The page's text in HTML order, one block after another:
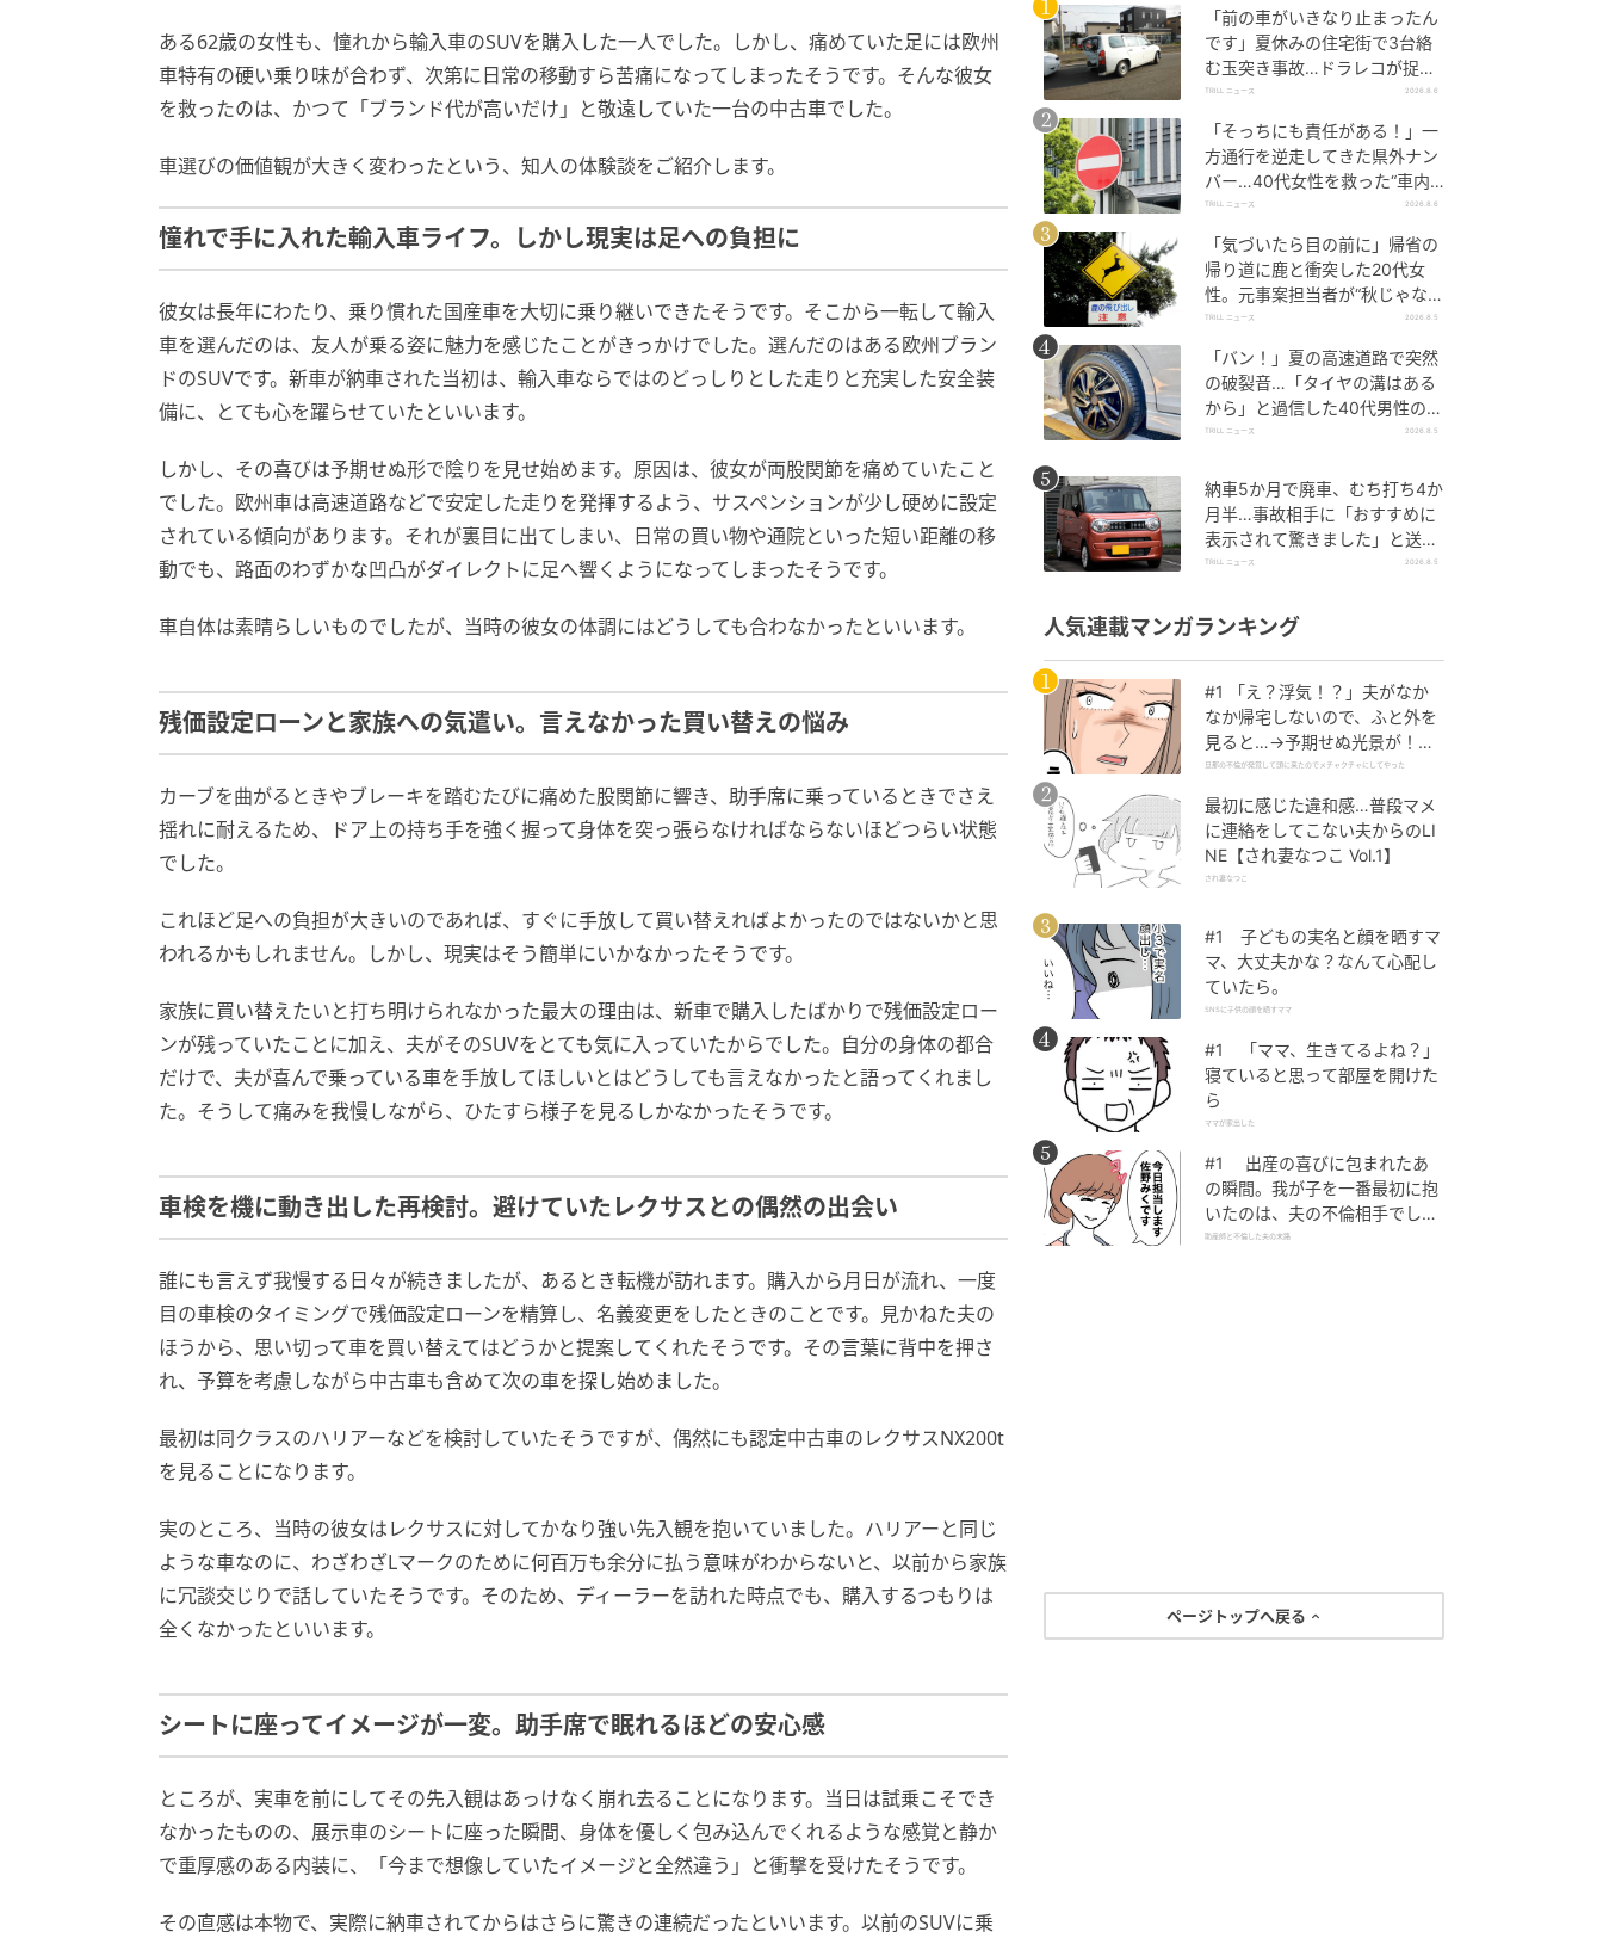
ある62歳の女性も、憧れから輸入車のSUVを購入した一人でした。しかし、痛めていた足には欧州
車特有の硬い乗り味が合わず、次第に日常の移動すら苦痛になってしまったそうです。そんな彼女
を救ったのは、かつて「ブランド代が高いだけ」と敬遠していた一台の中古車でした。
車選びの価値観が大きく変わったという、知人の体験談をご紹介します。
憧れで手に入れた輸入車ライフ。しかし現実は足への負担に
彼女は長年にわたり、乗り慣れた国産車を大切に乗り継いできたそうです。そこから一転して輸入
車を選んだのは、友人が乗る姿に魅力を感じたことがきっかけでした。選んだのはある欧州ブラン
ドのSUVです。新車が納車された当初は、輸入車ならではのどっしりとした走りと充実した安全装
備に、とても心を躍らせていたといいます。
しかし、その喜びは予期せぬ形で陰りを見せ始めます。原因は、彼女が両股関節を痛めていたこと
でした。欧州車は高速道路などで安定した走りを発揮するよう、サスペンションが少し硬めに設定
されている傾向があります。それが裏目に出てしまい、日常の買い物や通院といった短い距離の移
動でも、路面のわずかな凹凸がダイレクトに足へ響くようになってしまったそうです。
車自体は素晴らしいものでしたが、当時の彼女の体調にはどうしても合わなかったといいます。
残価設定ローンと家族への気遣い。言えなかった買い替えの悩み
カーブを曲がるときやブレーキを踏むたびに痛めた股関節に響き、助手席に乗っているときでさえ
揺れに耐えるため、ドア上の持ち手を強く握って身体を突っ張らなければならないほどつらい状態
でした。
これほど足への負担が大きいのであれば、すぐに手放して買い替えればよかったのではないかと思
われるかもしれません。しかし、現実はそう簡単にいかなかったそうです。
家族に買い替えたいと打ち明けられなかった最大の理由は、新車で購入したばかりで残価設定ロー
ンが残っていたことに加え、夫がそのSUVをとても気に入っていたからでした。自分の身体の都合
だけで、夫が喜んで乗っている車を手放してほしいとはどうしても言えなかったと語ってくれまし
た。そうして痛みを我慢しながら、ひたすら様子を見るしかなかったそうです。
車検を機に動き出した再検討。避けていたレクサスとの偶然の出会い
誰にも言えず我慢する日々が続きましたが、あるとき転機が訪れます。購入から月日が流れ、一度
目の車検のタイミングで残価設定ローンを精算し、名義変更をしたときのことです。見かねた夫の
ほうから、思い切って車を買い替えてはどうかと提案してくれたそうです。その言葉に背中を押さ
れ、予算を考慮しながら中古車も含めて次の車を探し始めました。
最初は同クラスのハリアーなどを検討していたそうですが、偶然にも認定中古車のレクサスNX200t
を見ることになります。
実のところ、当時の彼女はレクサスに対してかなり強い先入観を抱いていました。ハリアーと同じ
ような車なのに、わざわざLマークのために何百万も余分に払う意味がわからないと、以前から家族
に冗談交じりで話していたそうです。そのため、ディーラーを訪れた時点でも、購入するつもりは
全くなかったといいます。
シートに座ってイメージが一変。助手席で眠れるほどの安心感
ところが、実車を前にしてその先入観はあっけなく崩れ去ることになります。当日は試乗こそでき
なかったものの、展示車のシートに座った瞬間、身体を優しく包み込んでくれるような感覚と静か
で重厚感のある内装に、「今まで想像していたイメージと全然違う」と衝撃を受けたそうです。
その直感は本物で、実際に納車されてからはさらに驚きの連続だったといいます。以前のSUVに乗
「前の車がいきなり止まったん
です」夏休みの住宅街で3台絡
む玉突き事故…ドラレコが捉え
ていた“急ブレーキの理由”
TRILL ニュース 2026.8.6
「そっちにも責任がある！」一
方通行を逆走してきた県外ナン
バー…40代女性を救った“車内
の備え”
TRILL ニュース 2026.8.6
「気づいたら目の前に」帰省の
帰り道に鹿と衝突した20代女
性。元事案担当者が“秋じゃなく
てよかった”と言ったワケ
TRILL ニュース 2026.8.5
「バン！」夏の高速道路で突然
の破裂音…「タイヤの溝はある
から」と過信した40代男性の後
悔
TRILL ニュース 2026.8.5
納車5か月で廃車、むち打ち4か
月半…事故相手に「おすすめに
表示されて驚きました」と送っ
た結末
TRILL ニュース 2026.8.5
人気連載マンガランキング
#1 「え？浮気！？」夫がなか
なか帰宅しないので、ふと外を
見ると…→予期せぬ光景が！｜
旦那の不倫が発覚して頭に来た
旦那の不倫が発覚して頭に来たのでメチャクチャにしてやった
最初に感じた違和感…普段マメ
に連絡をしてこない夫からのLI
NE【され妻なつこ Vol.1】
され妻なつこ
#1 子どもの実名と顔を晒すマ
マ、大丈夫かな？なんて心配し
ていたら。
SNSに子供の顔を晒すママ
#1 「ママ、生きてるよね？」
寝ていると思って部屋を開けた
ら
ママが家出した
#1 出産の喜びに包まれたあ
の瞬間。我が子を一番最初に抱
いたのは、夫の不倫相手でし
た。
助産師と不倫した夫の末路
ページトップへ戻る